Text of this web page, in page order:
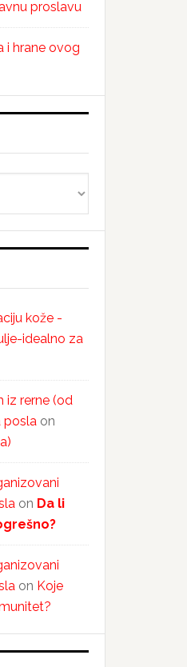
proslavu
i hrane ovog
kože -
idealno za
iz rerne (od
posla on
on Da li
on Koje